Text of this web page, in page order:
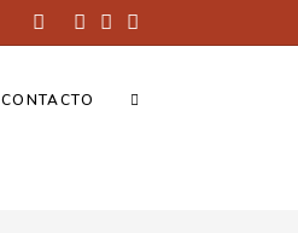
CONTACTO